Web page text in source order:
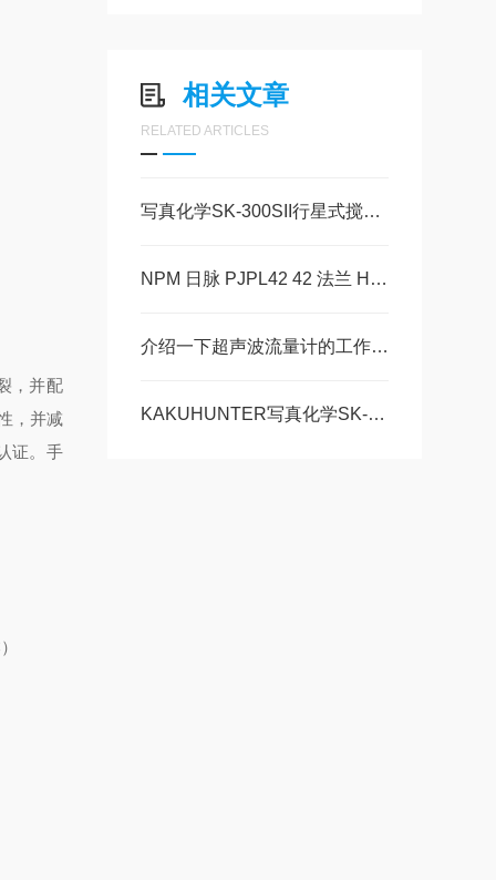
相关文章
RELATED ARTICLES
写真化学SK-300SII行星式搅拌脱泡装置玉科代理现货
NPM 日脉 PJPL42 42 法兰 HB 混合式一体化直线步进电机详情
介绍一下超声波流量计的工作原理
KAKUHUNTER写真化学SK-1100T搅拌机高品质材料专用
，并配
，并减
证。手